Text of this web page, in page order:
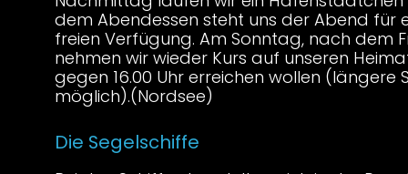
dem Abendessen steht uns der Abend für
freien Verfügung. Am Sonntag, nach dem
nehmen wir wieder Kurs auf unseren
gegen 16.00 Uhr erreichen wollen (längere
möglich).(Nordsee)
Die Segelschiffe